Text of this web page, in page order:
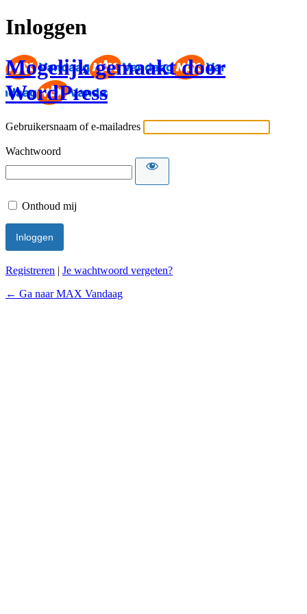
Inloggen
Mogelijk gemaakt door
WordPress
Gebruikersnaam of e-mailadres
Wachtwoord
Onthoud mij
Registreren | Je wachtwoord vergeten?
← Ga naar MAX Vandaag